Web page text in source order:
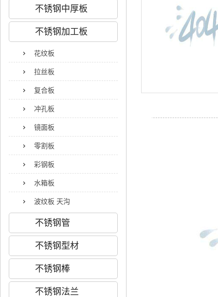
不锈钢中厚板
不锈钢加工板
花纹板
拉丝板
复合板
冲孔板
镜面板
零割板
彩钢板
水箱板
波纹板 天沟
不锈钢管
不锈钢型材
不锈钢棒
不锈钢法兰